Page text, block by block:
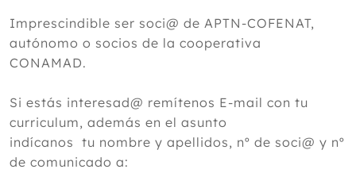
Imprescindible ser soci@ de APTN-COFENAT,
autónomo o socios de la cooperativa
CONAMAD.
Si estás interesad@ remítenos E-mail con tu
curriculum, además en el asunto
indícanos tu nombre y apellidos, nº de soci@ y nº
de comunicado a: